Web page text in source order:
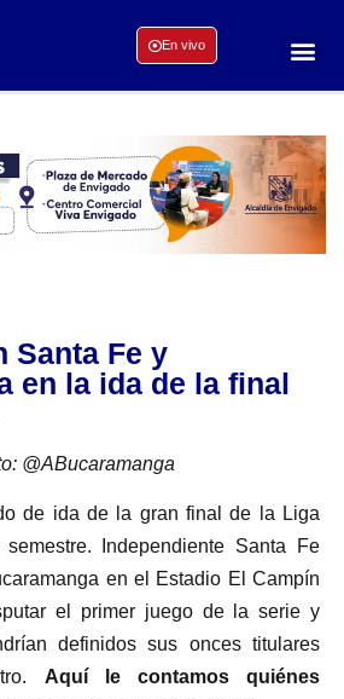
En vivo
Santa Fe y
en la ida de la final
@ABucaramanga
de ida de la gran final de la Liga
Independiente Santa Fe
en el Estadio El Campín
el primer juego de la serie y
definidos sus onces titulares
Aquí le contamos quiénes